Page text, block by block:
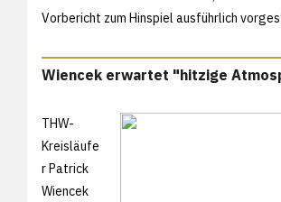
Vorbericht zum Hinspiel ausführlich
Wiencek erwartet "hitzige
THW-
Kreisläufe
r Patrick
Wiencek